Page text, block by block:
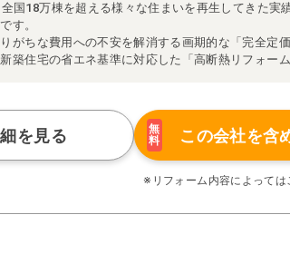
国18万棟を超える様々な住まいを再生してきた実
す。
がちな費用への不安を解消する画期的な「完全定
新築住宅の省エネ基準に対応した「高断熱リフォー
工マニュアルや検査体制により高い施工品質を実現。
産のリフォームならではの充実の保証、アフター
切なお住まいの再生を私たちにお任せください！
による工事内容変更がない限り着工後の追加費用
を見る
無
料
この会社を含
※リフォーム内容によっては